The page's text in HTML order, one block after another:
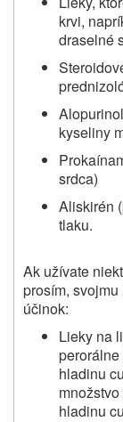
krvi,
draselné
kyseliny
srdca)
Aliskirén
tlaku.
Ak užívate
prosím, svojmu
účinok:
Lieky na
hladinu
hladinu